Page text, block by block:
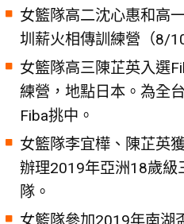
女籃隊高二沈心惠和高
圳薪火相傳訓練營（8/
女籃隊高三陳芷英入選
練營，地點日本。為全
Fiba挑中。
女籃隊李宜樺、陳芷英
辦理2019年亞洲18歲級
隊。